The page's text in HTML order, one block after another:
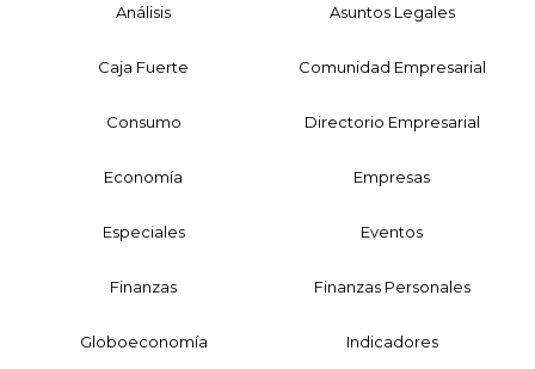
Análisis Asuntos Legales
Caja Fuerte Comunidad Empresarial
Consumo Directorio Empresarial
Economía Empresas
Especiales Eventos
Finanzas Finanzas Personales
Globoeconomía Indicadores